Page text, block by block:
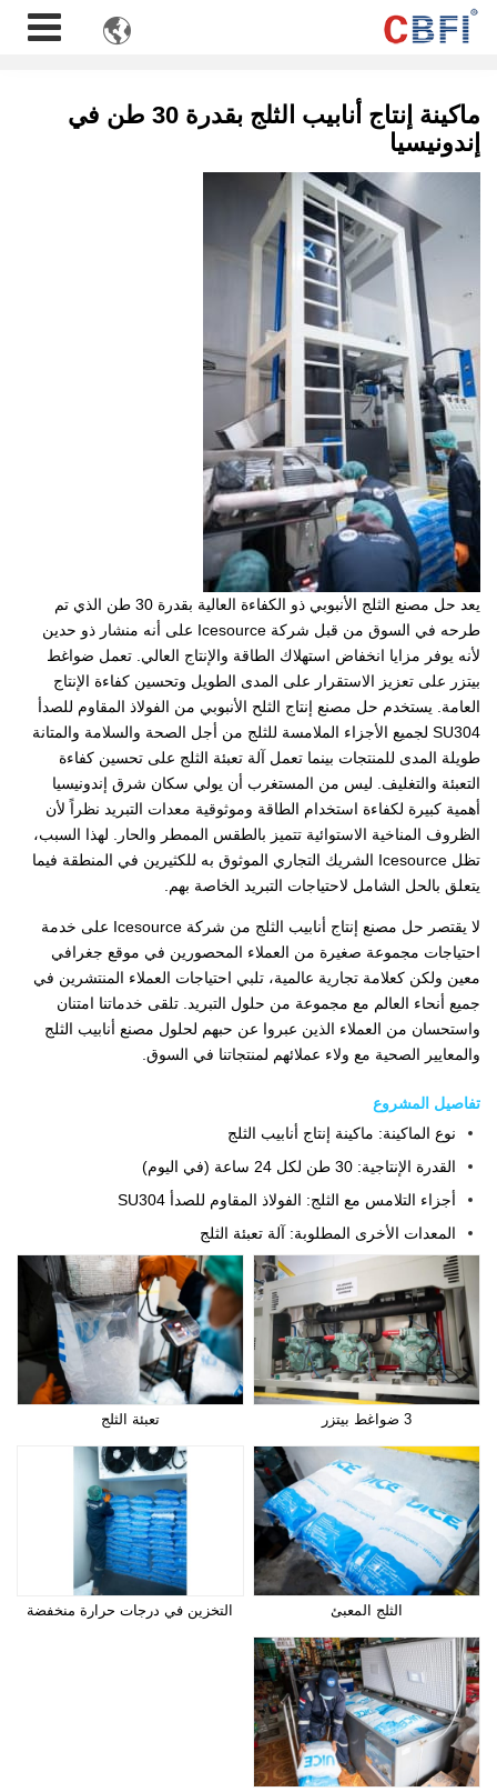

ماكينة إنتاج أنابيب الثلج بقدرة 30 طن في
إندونيسيا
يعد حل مصنع الثلج الأنبوبي ذو الكفاءة العالية بقدرة 30 طن الذي تم
طرحه في السوق من قبل شركة Icesource على أنه منشار ذو حدين
لأنه يوفر مزايا انخفاض استهلاك الطاقة والإنتاج العالي. تعمل ضواغط
بيتزر على تعزيز الاستقرار على المدى الطويل وتحسين كفاءة الإنتاج
العامة. يستخدم حل مصنع إنتاج الثلح الأنبوبي من الفولاذ المقاوم للصدأ
SU304 لجميع الأجزاء الملامسة للثلج من أجل الصحة والسلامة والمتانة
طويلة المدى للمنتجات بينما تعمل آلة تعبئة الثلج على تحسين كفاءة
التعبئة والتغليف. ليس من المستغرب أن يولي سكان شرق إندونيسيا
أهمية كبيرة لكفاءة استخدام الطاقة وموثوقية معدات التبريد نظراً لأن
الظروف المناخية الاستوائية تتميز بالطقس الممطر والحار. لهذا السبب،
تظل Icesource الشريك التجاري الموثوق به للكثيرين في المنطقة فيما
يتعلق بالحل الشامل لاحتياجات التبريد الخاصة بهم.
لا يقتصر حل مصنع إنتاج أنابيب الثلج من شركة Icesource على خدمة
احتياجات مجموعة صغيرة من العملاء المحصورين في موقع جغرافي
معين ولكن كعلامة تجارية عالمية، تلبي احتياجات العملاء المنتشرين في
جميع أنحاء العالم مع مجموعة من حلول التبريد. تلقى خدماتنا امتنان
واستحسان من العملاء الذين عبروا عن حبهم لحلول مصنع أنابيب الثلج
والمعايير الصحية مع ولاء عملائهم لمنتجاتنا في السوق.
تفاصيل المشروع
نوع الماكينة: ماكينة إنتاج أنابيب الثلج
القدرة الإنتاجية: 30 طن لكل 24 ساعة (في اليوم)
أجزاء التلامس مع الثلج: الفولاذ المقاوم للصدأ SU304
المعدات الأخرى المطلوبة: آلة تعبئة الثلج
3 ضواغط بيتزر تعبئة الثلج
الثلج المعبئ التخزين في درجات حرارة منخفضة